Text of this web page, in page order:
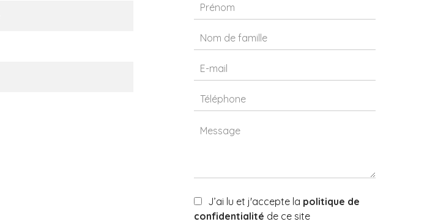
J’ai lu et j'accepte la politique de
confidentialité de ce site